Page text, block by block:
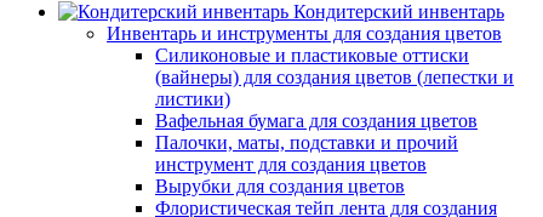
Кондитерский инвентарь
Инвентарь и инструменты для создания цветов
Силиконовые и пластиковые оттиски
(вайнеры) для создания цветов (лепестки и
листики)
Вафельная бумага для создания цветов
Палочки, маты, подставки и прочий
инструмент для создания цветов
Вырубки для создания цветов
Флористическая тейп лента для создания